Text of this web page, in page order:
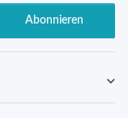
Abonnieren